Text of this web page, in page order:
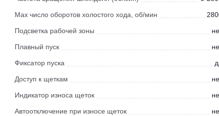
Мах число оборотов холостого хода, об/мин
Подсветка рабочей зоны
Плавный пуск
Фиксатор пуска
Доступ к щеткам
Индикатор износа щеток
Автоотключение при износе щеток